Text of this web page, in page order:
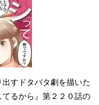
すドタバタ劇を描いた
るから』第２２０話の